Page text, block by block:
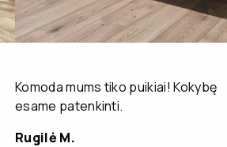
Komoda mums tiko puikiai! Kokybę
esame patenkinti.
Rugilė M.